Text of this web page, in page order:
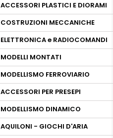
ACCESSORI PLASTICI E DIORAMI
COSTRUZIONI MECCANICHE
ELETTRONICA e RADIOCOMANDI
MODELLI MONTATI
MODELLISMO FERROVIARIO
ACCESSORI PER PRESEPI
MODELLISMO DINAMICO
AQUILONI - GIOCHI D'ARIA